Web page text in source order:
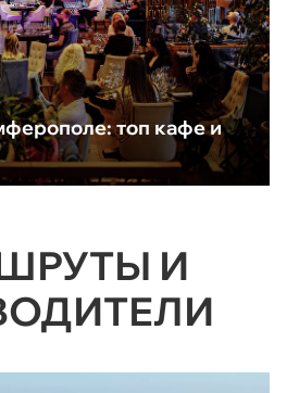
топ кафе и
И